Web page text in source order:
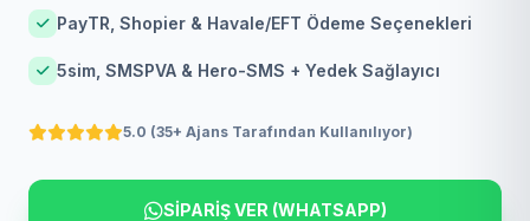
PayTR, Shopier & Havale/EFT Ödeme Seçenekleri
5sim, SMSPVA & Hero-SMS + Yedek Sağlayıcı
5.0 (35+ Ajans Tarafından Kullanılıyor)
SİPARİŞ VER (WHATSAPP)